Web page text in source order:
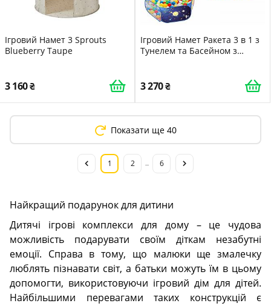
Ігровий Намет 3 Sprouts
Blueberry Taupe
3 160
Ігровий Намет Ракета 3 в 1 з
Тунелем та Басейном з
3 270
Показати ще 40
1 2 6
Найкращий подарунок для дитини
Дитячі ігрові комплекси для дому – це чудова
можливість подарувати своїм діткам незабутні
емоції. Справа в тому, що малюки ще змалечку
люблять пізнавати світ, а батьки можуть їм в цьому
допомогти, використовуючи ігровий дім для дітей.
Найбільшими перевагами таких конструкцій є